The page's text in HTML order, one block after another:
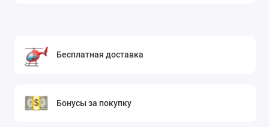
Бесплатная доставка
Бонусы за покупку